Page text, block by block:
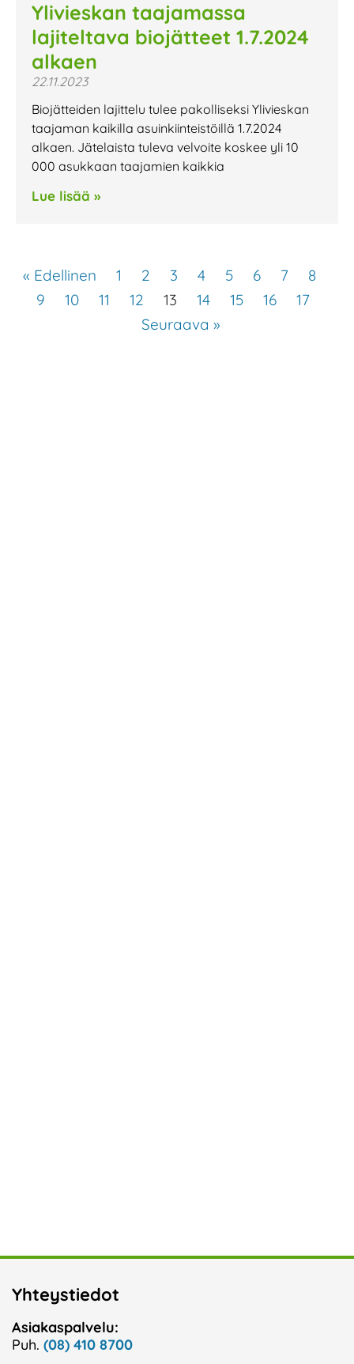
Ylivieskan taajamassa
lajiteltava biojätteet 1.7.2024
alkaen
22.11.2023
Biojätteiden lajittelu tulee pakolliseksi Ylivieskan
taajaman kaikilla asuinkiinteistöillä 1.7.2024
alkaen. Jätelaista tuleva velvoite koskee yli 10
000 asukkaan taajamien kaikkia
Lue lisää »
« Edellinen 1 2 3 4 5 6 7
8
9
10 11 12 13 14 15 16
17
Seuraava »
Yhteystiedot
Asiakaspalvelu:
Puh. (08) 410 8700